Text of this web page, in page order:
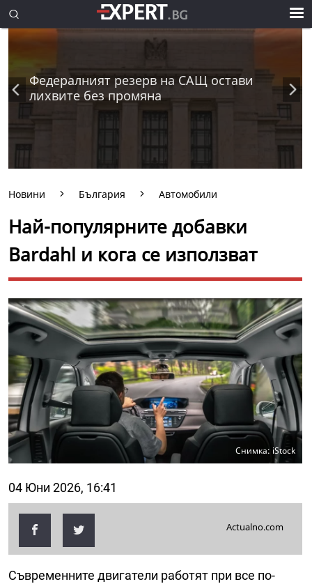
Федералният резерв на САЩ остави
лихвите без промяна
Новини България Автомобили
Най-популярните добавки
Bardahl и кога се използват
Снимка: iStock
04 Юни 2026, 16:41
Actualno.com
Съвременните двигатели работят при все по-